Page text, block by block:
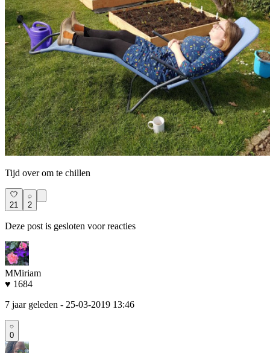
Tijd over om te chillen
21 2
Deze post is gesloten voor reacties
MMiriam
♥ 1684
7 jaar geleden - 25-03-2019 13:46
0